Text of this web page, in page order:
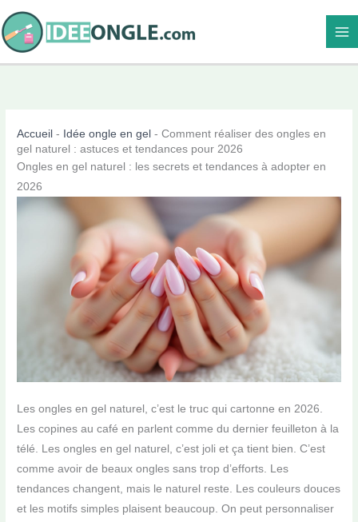
Aller
au
contenu
Accueil - Idée ongle en gel -Comment réaliser des ongles en
gel naturel : astuces et tendances pour 2026
Ongles en gel naturel : les secrets et tendances à adopter en
2026
Les ongles en gel naturel, c’est le truc qui cartonne en 2026.
Les copines au café en parlent comme du dernier feuilleton à la
télé. Les ongles en gel naturel, c’est joli et ça tient bien. C’est
comme avoir de beaux ongles sans trop d’efforts. Les
tendances changent, mais le naturel reste. Les couleurs douces
et les motifs simples plaisent beaucoup. On peut personnaliser